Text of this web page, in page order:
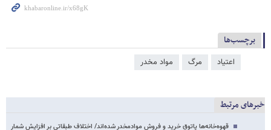
برچسب‌ها
اعتیاد مرگ مواد مخدر
خبرهای مرتبط
قهوه‌خانه‌ها پاتوق خرید و فروش موادمخدر شده‌اند/ اختلاف طبقاتی بر افزایش شمار